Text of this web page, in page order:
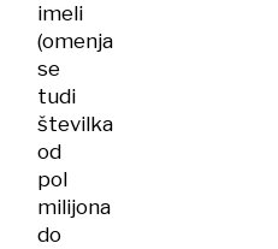
imeli
(omenja
se
tudi
številka
od
pol
milijona
do